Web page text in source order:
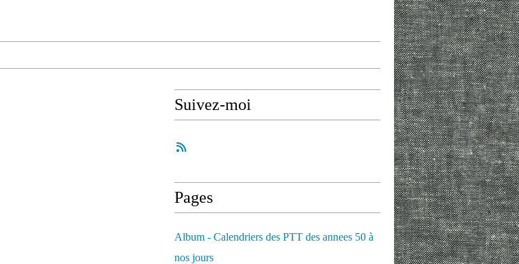
Suivez-moi
Pages
Album - Calendriers des PTT des annees 50 à
nos jours